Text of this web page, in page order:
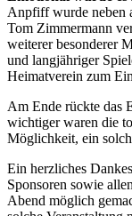
Anpfiff wurde neben
Tom Zimmermann
weiterer besonderer
und langjähriger
Heimatverein zum
Am Ende rückte das
wichtiger waren die
Möglichkeit, ein
Ein herzliches
Sponsoren sowie
Abend möglich